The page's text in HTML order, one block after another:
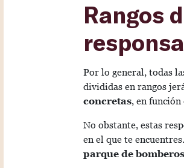
Rangos
Por lo general, todas
divididas en rangos
concretas, en función
No obstante, estas
en el que te
parque de bomberos